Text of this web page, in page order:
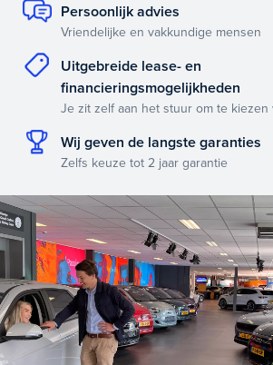
Persoonlijk advies
Vriendelijke en vakkundige mensen
Uitgebreide lease- en
financieringsmogelijkheden
Je zit zelf aan het stuur om te kiezen
Wij geven de langste garanties
Zelfs keuze tot 2 jaar garantie